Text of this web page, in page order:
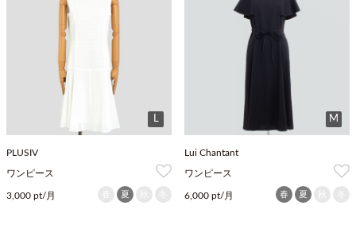
L
PLUSIV
ワンピース
3,000 pt/月 夏
M
Lui Chantant
ワンピース
6,000 pt/月 春 夏